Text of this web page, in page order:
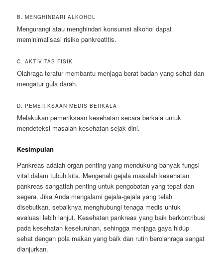
B. MENGHINDARI ALKOHOL
Mengurangi atau menghindari konsumsi alkohol dapat
meminimalisasi risiko pankreatitis.
C. AKTIVITAS FISIK
Olahraga teratur membantu menjaga berat badan yang sehat dan
mengatur gula darah.
D. PEMERIKSAAN MEDIS BERKALA
Melakukan pemeriksaan kesehatan secara berkala untuk
mendeteksi masalah kesehatan sejak dini.
Kesimpulan
Pankreas adalah organ penting yang mendukung banyak fungsi
vital dalam tubuh kita. Mengenali gejala masalah kesehatan
pankreas sangatlah penting untuk pengobatan yang tepat dan
segera. Jika Anda mengalami gejala-gejala yang telah
disebutkan, sebaiknya menghubungi tenaga medis untuk
evaluasi lebih lanjut. Kesehatan pankreas yang baik berkontribusi
pada kesehatan keseluruhan, sehingga menjaga gaya hidup
sehat dengan pola makan yang baik dan rutin berolahraga sangat
dianjurkan.